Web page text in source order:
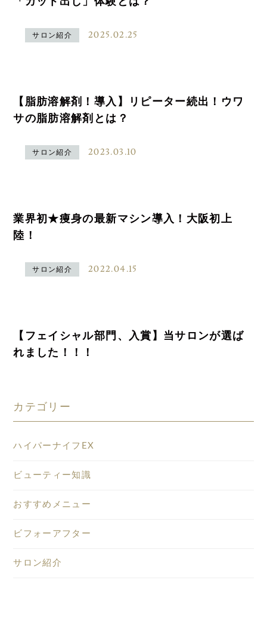
サロン紹介 2025.02.25
【脂肪溶解剤！導入】リピーター続出！ウワ
サの脂肪溶解剤とは？
サロン紹介 2023.03.10
業界初★痩身の最新マシン導入！大阪初上
陸！
サロン紹介 2022.04.15
【フェイシャル部門、入賞】当サロンが選ば
れました！！！
カテゴリー
ハイパーナイフEX
ビューティー知識
おすすめメニュー
ビフォーアフター
サロン紹介